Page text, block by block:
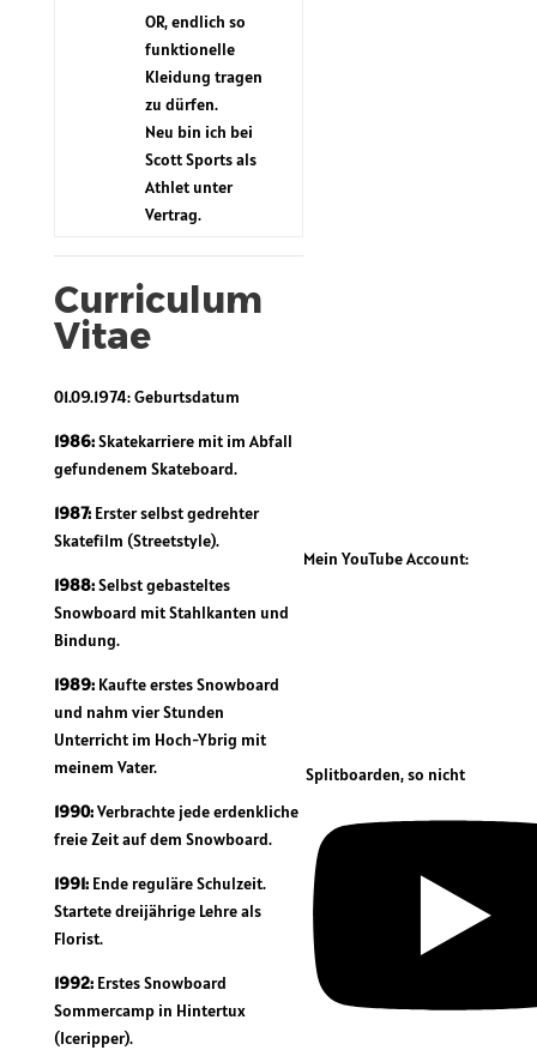
OR, endlich so
funktionelle
Kleidung tragen
zu dürfen.
Neu bin ich bei
Scott Sports als
Athlet unter
Vertrag.
Curriculum
Vitae
01.09.1974: Geburtsdatum
1986:Skatekarriere mit im Abfall
gefundenem Skateboard.
1987:Erster selbst gedrehter
Skatefilm (Streetstyle).
1988:Selbst gebasteltes
Snowboard mit Stahlkanten und
Bindung.
1989:Kaufte erstes Snowboard
und nahm vier Stunden
Unterricht im Hoch-Ybrig mit
meinem Vater.
1990:Verbrachte jede erdenkliche
freie Zeit auf dem Snowboard.
1991:Ende reguläre Schulzeit.
Startete dreijährige Lehre als
Florist.
1992:Erstes Snowboard
Sommercamp in Hintertux
(Iceripper).
Mein YouTube Account:
Splitboarden, so nicht